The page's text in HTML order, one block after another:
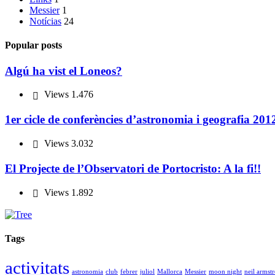
Messier 1
Notícias 24
Popular posts
Algú ha vist el Loneos?
Views 1.476
1er cicle de conferències d’astronomia i geografia
Views 3.032
El Projecte de l’Observatori de Portocristo: A la fi!!
Views 1.892
Tags
activitats astronomia club febrer juliol Mallorca Messier moon night neil